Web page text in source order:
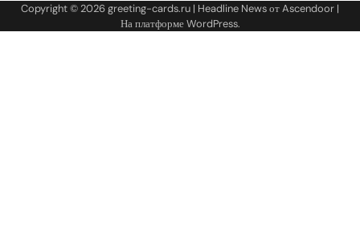
Copyright © 2026greeting-cards.ru | Headline News отAscendoor |
На платформеWordPress.